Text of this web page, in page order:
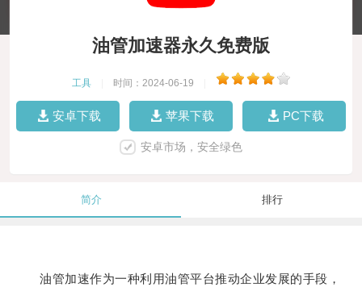
油管加速器永久免费版
工具 时间：2024-06-19
安卓下载 苹果下载 PC下载
安卓市场，安全绿色
简介 排行
油管加速作为一种利用油管平台推动企业发展的手段，